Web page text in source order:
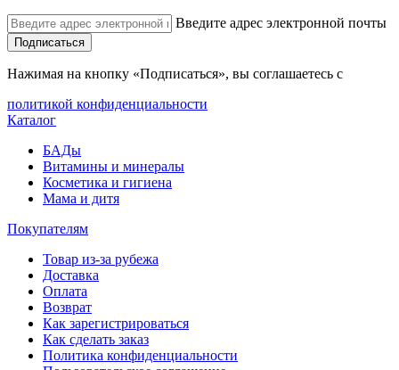
Введите адрес электронной почты
Подписаться
Нажимая на кнопку «Подписаться», вы соглашаетесь с
политикой конфиденциальности
Каталог
БАДы
Витамины и минералы
Косметика и гигиена
Мама и дитя
Покупателям
Товар из-за рубежа
Доставка
Оплата
Возврат
Как зарегистрироваться
Как сделать заказ
Политика конфиденциальности